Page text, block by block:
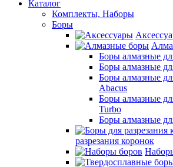
Каталог
Комплекты, Наборы
Боры
Боры алмазные
Боры алмазные
Боры алмазные
Abacus
Боры алмазные
Turbo
Боры алмазные
разрезания коронок